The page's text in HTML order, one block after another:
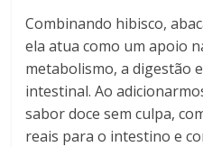
Combinando hibisco,
ela atua como um apoio
metabolismo, a digestão
intestinal. Ao
sabor doce sem culpa,
reais para o intestino e